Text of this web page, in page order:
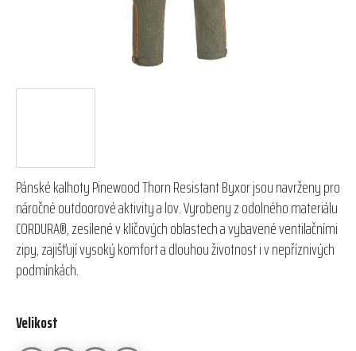
Pánské kalhoty Pinewood Thorn Resistant Byxor jsou navrženy pro
náročné outdoorové aktivity a lov. Vyrobeny z odolného materiálu
CORDURA®, zesílené v klíčových oblastech a vybavené ventilačními
zipy, zajišťují vysoký komfort a dlouhou životnost i v nepříznivých
podmínkách.
Velikost